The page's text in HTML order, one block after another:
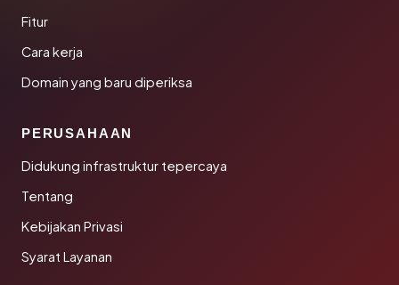
Fitur
Cara kerja
Domain yang baru diperiksa
PERUSAHAAN
Didukung infrastruktur tepercaya
Tentang
Kebijakan Privasi
Syarat Layanan